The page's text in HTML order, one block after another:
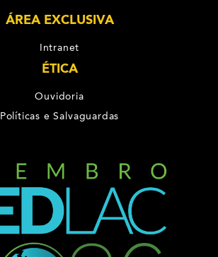
ÁREA EXCLUSIVA
Intranet
ÉTICA
Ouvidoria
Políticas e Salvaguardas